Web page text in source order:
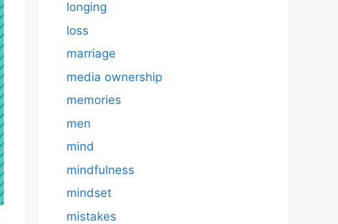
longing
loss
marriage
media ownership
memories
men
mind
mindfulness
mindset
mistakes